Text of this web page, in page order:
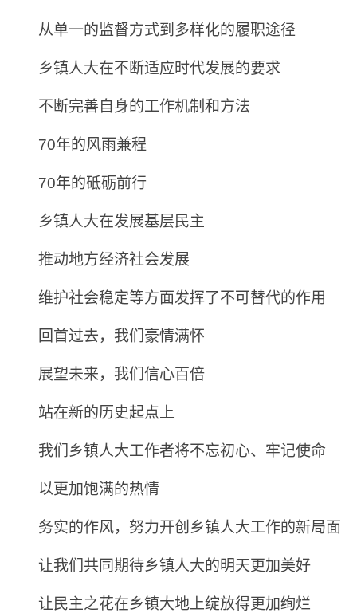
从单一的监督方式到多样化的履职途径
乡镇人大在不断适应时代发展的要求
不断完善自身的工作机制和方法
70年的风雨兼程
70年的砥砺前行
乡镇人大在发展基层民主
推动地方经济社会发展
维护社会稳定等方面发挥了不可替代的作用
回首过去，我们豪情满怀
展望未来，我们信心百倍
站在新的历史起点上
我们乡镇人大工作者将不忘初心、牢记使命
以更加饱满的热情
务实的作风，努力开创乡镇人大工作的新局面
让我们共同期待乡镇人大的明天更加美好
让民主之花在乡镇大地上绽放得更加绚烂